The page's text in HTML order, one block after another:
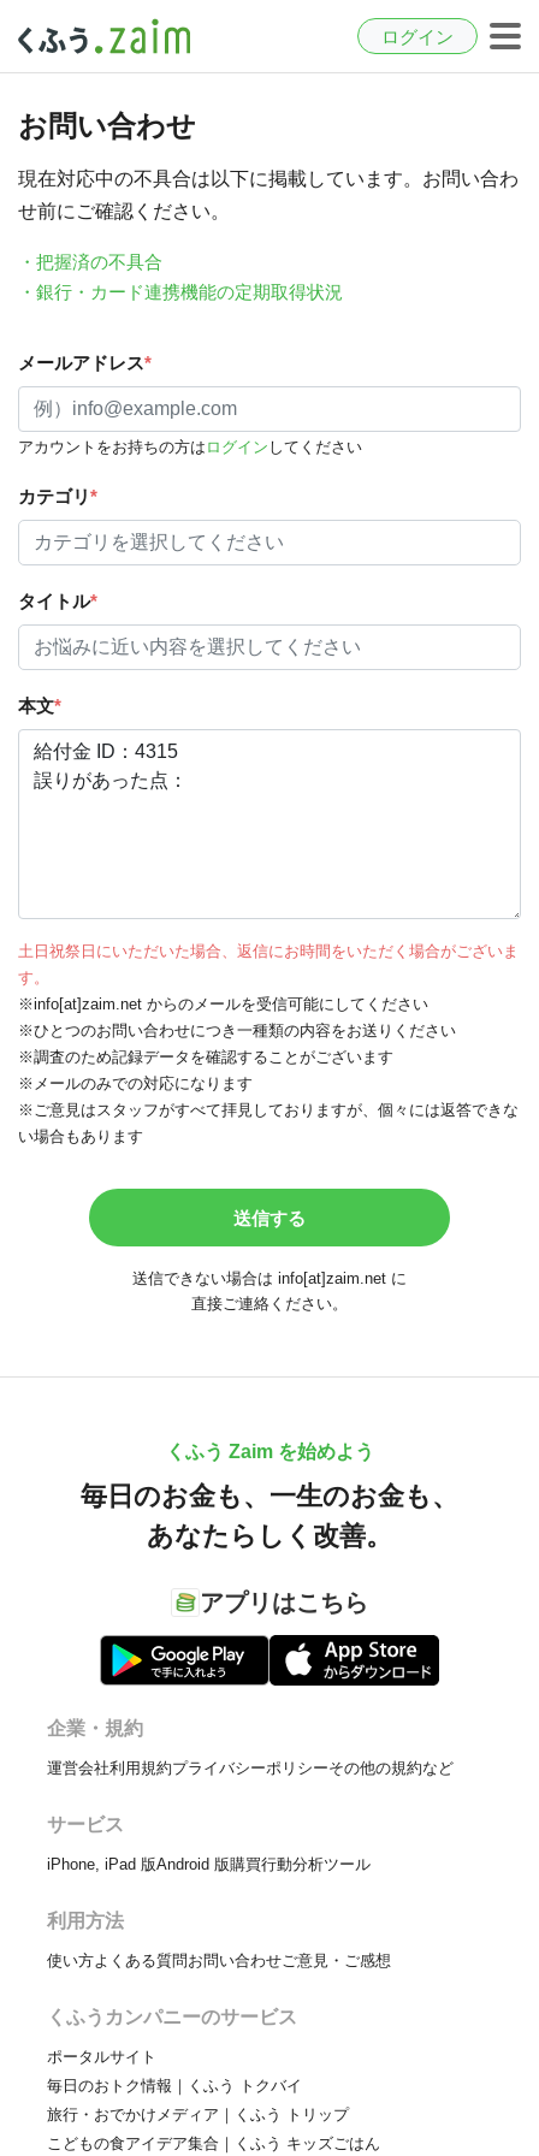
ログイン
お問い合わせ
現在対応中の不具合は以下に掲載しています。お問い合わ
せ前にご確認ください。
・把握済の不具合
・銀行・カード連携機能の定期取得状況
メールアドレス*
アカウントをお持ちの方は ログイン してください
カテゴリ*
タイトル*
本文*
土日祝祭日にいただいた場合、返信にお時間をいただく場合がございま
す。
※info[at]zaim.net からのメールを受信可能にしてください
※ひとつのお問い合わせにつき一種類の内容をお送りください
※調査のため記録データを確認することがございます
※メールのみでの対応になります
※ご意見はスタッフがすべて拝見しておりますが、個々には返答できな
い場合もあります
送信できない場合は info[at]zaim.net に
直接ご連絡ください。
くふう Zaim を始めよう
毎日のお金も、 一生のお金も、
あなたらしく改善。
アプリはこちら
企業・規約
運営会社利用規約プライバシーポリシーその他の規約など
サービス
iPhone, iPad 版Android 版購買行動分析ツール
利用方法
使い方よくある質問お問い合わせご意見・ご感想
くふうカンパニーのサービス
ポータルサイト
毎日のおトク情報｜くふう トクバイ
旅行・おでかけメディア｜くふう トリップ
こどもの食アイデア集合｜くふう キッズごはん